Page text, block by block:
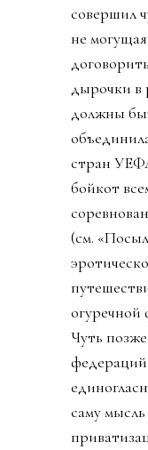
совершил
не могущая
дырочки в
должны
стран
бойкот
(см.
Чуть позже
саму мысль